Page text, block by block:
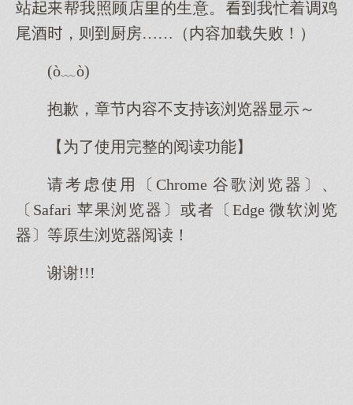
站帮我照顾店的生意。我忙着调鸡
尾酒，则厨房……（内容加载失败！）
(ò﹏ò)
抱歉，章节内容不支持该浏览器显示～
【为了使用完整的阅读功能】
请考虑使用〔Chrome 谷歌浏览器〕、
〔Safari 苹果浏览器〕或者〔Edge 微软浏览
器〕等原生浏览器阅读！
谢谢!!!